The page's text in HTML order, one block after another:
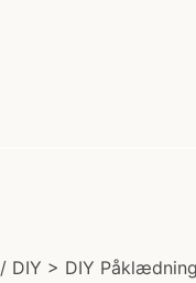
> DIY